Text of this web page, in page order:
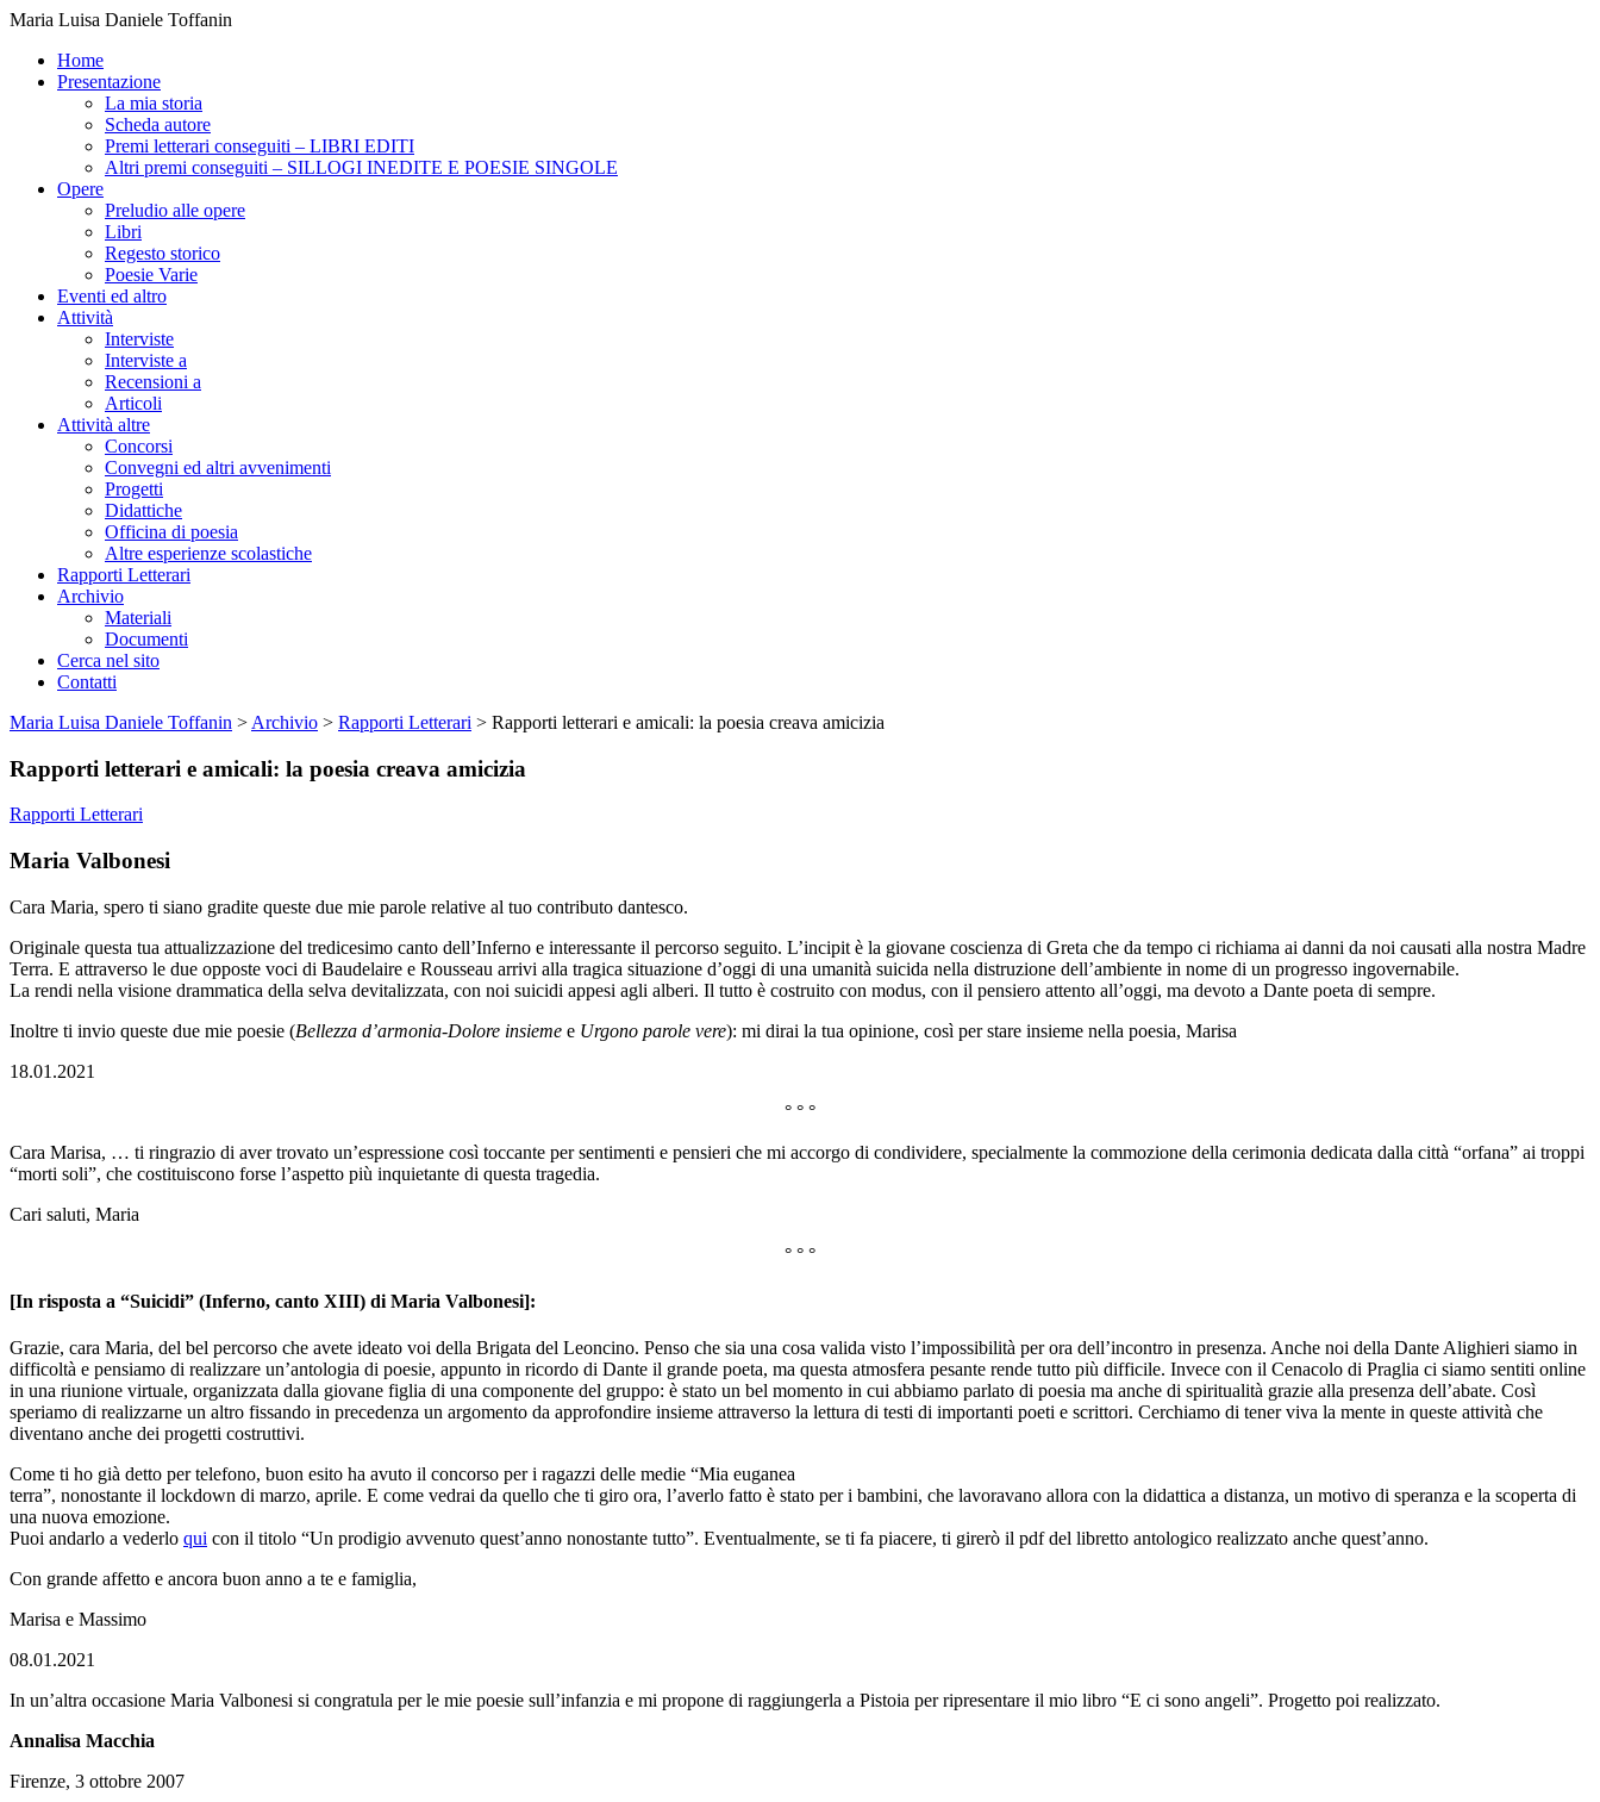
Maria Luisa Daniele Toffanin
Home
Presentazione
La mia storia
Scheda autore
Premi letterari conseguiti – LIBRI EDITI
Altri premi conseguiti – SILLOGI INEDITE E POESIE SINGOLE
Opere
Preludio alle opere
Libri
Regesto storico
Poesie Varie
Eventi ed altro
Attività
Interviste
Interviste a
Recensioni a
Articoli
Attività altre
Concorsi
Convegni ed altri avvenimenti
Progetti
Didattiche
Officina di poesia
Altre esperienze scolastiche
Rapporti Letterari
Archivio
Materiali
Documenti
Cerca nel sito
Contatti
Maria Luisa Daniele Toffanin > Archivio > Rapporti Letterari > Rapporti letterari e amicali: la poesia creava amicizia
Rapporti letterari e amicali: la poesia creava amicizia
Rapporti Letterari
Maria Valbonesi
Cara Maria, spero ti siano gradite queste due mie parole relative al tuo contributo dantesco.
Originale questa tua attualizzazione del tredicesimo canto dell’Inferno e interessante il percorso seguito. L’incipit è la giovane coscienza di Greta che da tempo ci richiama ai danni da noi causati alla nostra Madre
Terra. E attraverso le due opposte voci di Baudelaire e Rousseau arrivi alla tragica situazione d’oggi di una umanità suicida nella distruzione dell’ambiente in nome di un progresso ingovernabile.
La rendi nella visione drammatica della selva devitalizzata, con noi suicidi appesi agli alberi. Il tutto è costruito con modus, con il pensiero attento all’oggi, ma devoto a Dante poeta di sempre.
Inoltre ti invio queste due mie poesie (Bellezza d’armonia-Dolore insieme e Urgono parole vere): mi dirai la tua opinione, così per stare insieme nella poesia, Marisa
18.01.2021
° ° °
Cara Marisa, … ti ringrazio di aver trovato un’espressione così toccante per sentimenti e pensieri che mi accorgo di condividere, specialmente la commozione della cerimonia dedicata dalla città “orfana” ai troppi
“morti soli”, che costituiscono forse l’aspetto più inquietante di questa tragedia.
Cari saluti, Maria
° ° °
[In risposta a “Suicidi” (Inferno, canto XIII) di Maria Valbonesi]:
Grazie, cara Maria, del bel percorso che avete ideato voi della Brigata del Leoncino. Penso che sia una cosa valida visto l’impossibilità per ora dell’incontro in presenza. Anche noi della Dante Alighieri siamo in
difficoltà e pensiamo di realizzare un’antologia di poesie, appunto in ricordo di Dante il grande poeta, ma questa atmosfera pesante rende tutto più difficile. Invece con il Cenacolo di Praglia ci siamo sentiti online
in una riunione virtuale, organizzata dalla giovane figlia di una componente del gruppo: è stato un bel momento in cui abbiamo parlato di poesia ma anche di spiritualità grazie alla presenza dell’abate. Così
speriamo di realizzarne un altro fissando in precedenza un argomento da approfondire insieme attraverso la lettura di testi di importanti poeti e scrittori. Cerchiamo di tener viva la mente in queste attività che
diventano anche dei progetti costruttivi.
Come ti ho già detto per telefono, buon esito ha avuto il concorso per i ragazzi delle medie “Mia euganea
terra”, nonostante il lockdown di marzo, aprile. E come vedrai da quello che ti giro ora, l’averlo fatto è stato per i bambini, che lavoravano allora con la didattica a distanza, un motivo di speranza e la scoperta di
una nuova emozione.
Puoi andarlo a vederlo qui con il titolo “Un prodigio avvenuto quest’anno nonostante tutto”. Eventualmente, se ti fa piacere, ti girerò il pdf del libretto antologico realizzato anche quest’anno.
Con grande affetto e ancora buon anno a te e famiglia,
Marisa e Massimo
08.01.2021
In un’altra occasione Maria Valbonesi si congratula per le mie poesie sull’infanzia e mi propone di raggiungerla a Pistoia per ripresentare il mio libro “E ci sono angeli”. Progetto poi realizzato.
Annalisa Macchia
Firenze, 3 ottobre 2007